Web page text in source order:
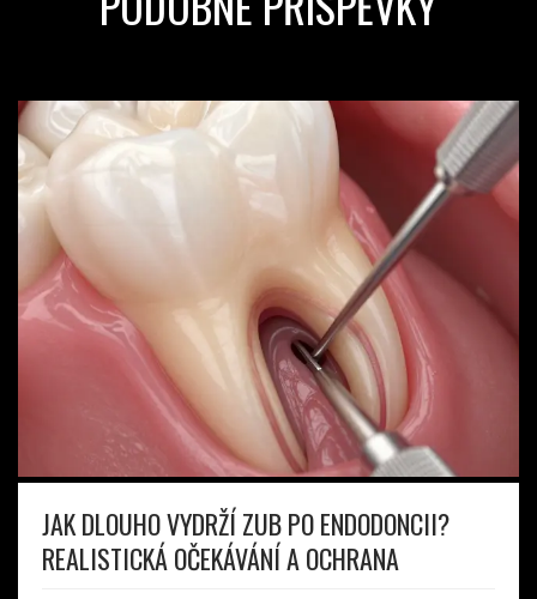
JAK DLOUHO VYDRŽÍ ZUB PO ENDODONCII?
REALISTICKÁ OČEKÁVÁNÍ A OCHRANA